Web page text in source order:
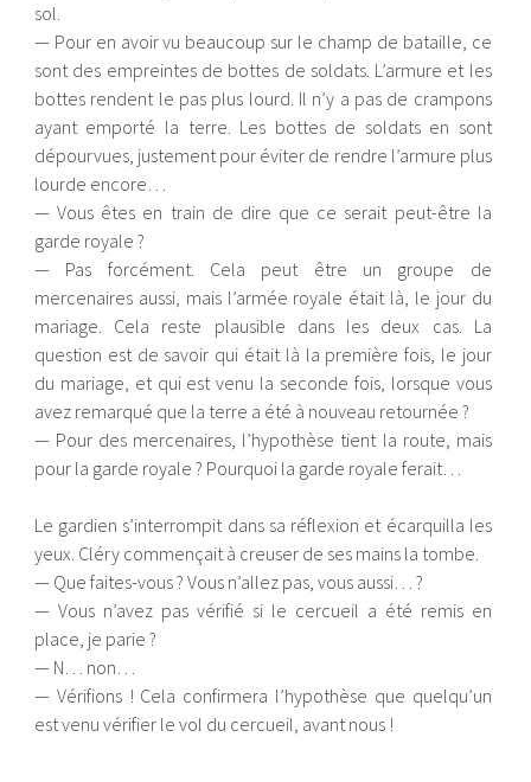
sol.
— Pour en avoir vu beaucoup sur le champ de bataille, ce
sont des empreintes de bottes de soldats. L’armure et les
bottes rendent le pas plus lourd. Il n’y a pas de crampons
ayant emporté la terre. Les bottes de soldats en sont
dépourvues, justement pour éviter de rendre l’armure plus
lourde encore…
— Vous êtes en train de dire que ce serait peut-être la
garde royale ?
— Pas forcément. Cela peut être un groupe de
mercenaires aussi, mais l’armée royale était là, le jour du
mariage. Cela reste plausible dans les deux cas. La
question est de savoir qui était là la première fois, le jour
du mariage, et qui est venu la seconde fois, lorsque vous
avez remarqué que la terre a été à nouveau retournée ?
— Pour des mercenaires, l’hypothèse tient la route, mais
pour la garde royale ? Pourquoi la garde royale ferait…
Le gardien s’interrompit dans sa réflexion et écarquilla les
yeux. Cléry commençait à creuser de ses mains la tombe.
— Que faites-vous ? Vous n’allez pas, vous aussi… ?
— Vous n’avez pas vérifié si le cercueil a été remis en
place, je parie ?
— N… non…
— Vérifions ! Cela confirmera l’hypothèse que quelqu’un
est venu vérifier le vol du cercueil, avant nous !